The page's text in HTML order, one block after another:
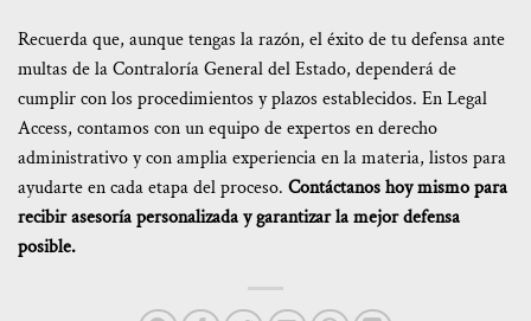
Recuerda que, aunque tengas la razón, el éxito de tu defensa ante
multas de la Contraloría General del Estado, dependerá de
cumplir con los procedimientos y plazos establecidos. En Legal
Access, contamos con un equipo de expertos en derecho
administrativo y con amplia experiencia en la materia, listos para
ayudarte en cada etapa del proceso. Contáctanos hoy mismo para
recibir asesoría personalizada y garantizar la mejor defensa
posible.